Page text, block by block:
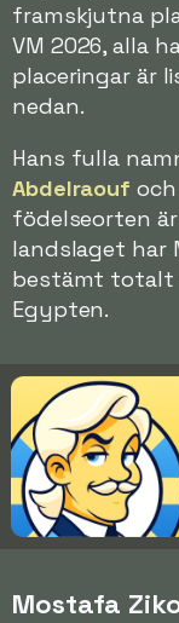
framskjutna
VM 2026, alla
placeringar är
nedan.
Hans fulla
Abdelraouf
födelseorten är
landslaget har
bestämt totalt
Egypten.
Mostafa